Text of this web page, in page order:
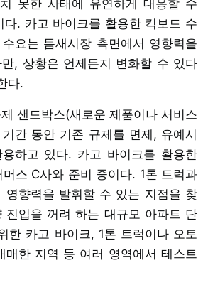
못한 사태에 유연하게 대응할 수
다. 카고 바이크를 활용한 킥보드 수
요는 틈새시장 측면에서 영향력을
, 상황은 언제든지 변화할 수 있다
다.
샌드박스(새로운 제품이나 서비스
간 동안 기존 규제를 면제, 유예시
용하고 있다. 카고 바이크를 활용한
스 C사와 준비 중이다. 1톤 트럭과
영향력을 발휘할 수 있는 지점을 찾
진입을 꺼려 하는 대규모 아파트 단
한 카고 바이크, 1톤 트럭이나 오토
매한 지역 등 여러 영역에서 테스트